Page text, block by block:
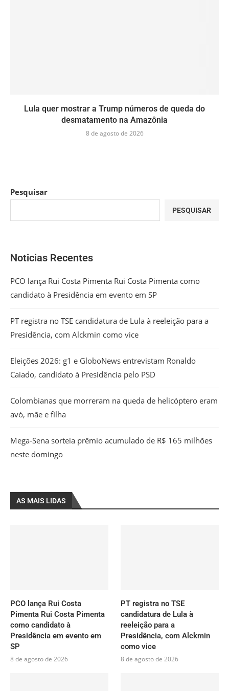
Lula quer mostrar a Trump números de queda do
desmatamento na Amazônia
8 de agosto de 2026
Pesquisar
PESQUISAR
Noticias Recentes
PCO lança Rui Costa Pimenta Rui Costa Pimenta como
candidato à Presidência em evento em SP
PT registra no TSE candidatura de Lula à reeleição para a
Presidência, com Alckmin como vice
Eleições 2026: g1 e GloboNews entrevistam Ronaldo
Caiado, candidato à Presidência pelo PSD
Colombianas que morreram na queda de helicóptero eram
avó, mãe e filha
Mega-Sena sorteia prêmio acumulado de R$ 165 milhões
neste domingo
AS MAIS LIDAS
PCO lança Rui Costa
Pimenta Rui Costa Pimenta
como candidato à
Presidência em evento em
SP
8 de agosto de 2026
PT registra no TSE
candidatura de Lula à
reeleição para a
Presidência, com Alckmin
como vice
8 de agosto de 2026